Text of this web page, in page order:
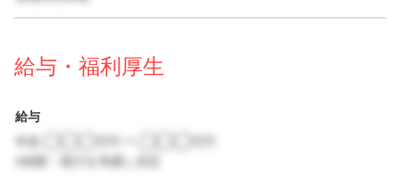
給与・福利厚生
給与
※経験・能力を考慮し決定